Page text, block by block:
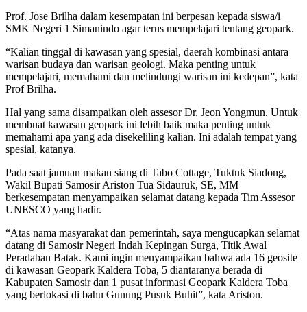
Prof. Jose Brilha dalam kesempatan ini berpesan kepada siswa/i
SMK Negeri 1 Simanindo agar terus mempelajari tentang geopark.
“Kalian tinggal di kawasan yang spesial, daerah kombinasi antara
warisan budaya dan warisan geologi. Maka penting untuk
mempelajari, memahami dan melindungi warisan ini kedepan”, kata
Prof Brilha.
Hal yang sama disampaikan oleh assesor Dr. Jeon Yongmun. Untuk
membuat kawasan geopark ini lebih baik maka penting untuk
memahami apa yang ada disekeliling kalian. Ini adalah tempat yang
spesial, katanya.
Pada saat jamuan makan siang di Tabo Cottage, Tuktuk Siadong,
Wakil Bupati Samosir Ariston Tua Sidauruk, SE, MM
berkesempatan menyampaikan selamat datang kepada Tim Assesor
UNESCO yang hadir.
“Atas nama masyarakat dan pemerintah, saya mengucapkan selamat
datang di Samosir Negeri Indah Kepingan Surga, Titik Awal
Peradaban Batak. Kami ingin menyampaikan bahwa ada 16 geosite
di kawasan Geopark Kaldera Toba, 5 diantaranya berada di
Kabupaten Samosir dan 1 pusat informasi Geopark Kaldera Toba
yang berlokasi di bahu Gunung Pusuk Buhit”, kata Ariston.